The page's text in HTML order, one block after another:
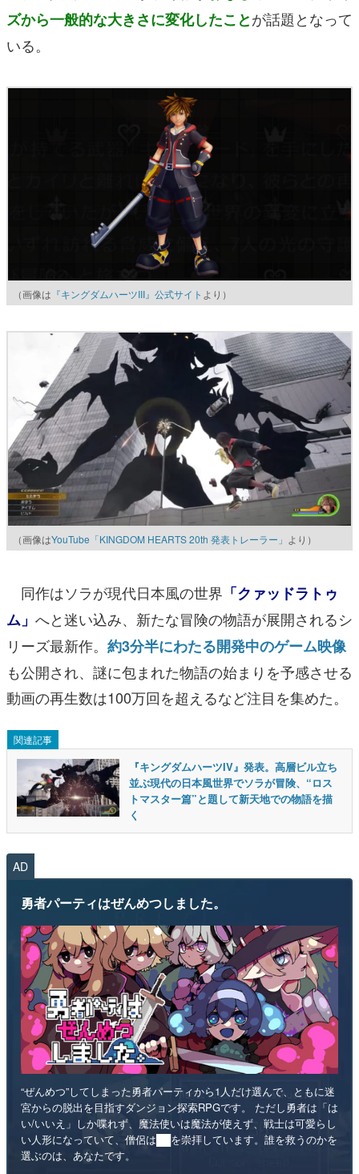
ズから一般的な大きさに変化したことが話題となって
いる。
（画像は 『キングダムハーツIII』公式サイト より）
（画像はYouTube「KINGDOM HEARTS 20th 発表トレーラー」 より）
同作はソラが現代日本風の世界 「クァッドラトゥ
ム」 へと迷い込み、新たな冒険の物語が展開されるシ
リーズ最新作。 約3分半にわたる開発中のゲーム映像
も公開され、謎に包まれた物語の始まりを予感させる
動画の再生数は100万回を超えるなど注目を集めた。
関連記事
『キングダムハーツIV』発表。高層ビル立ち
並ぶ現代の日本風世界でソラが冒険、“ロス
トマスター篇”と題して新天地での物語を描
く
AD
勇者パーティはぜんめつしました。
“ぜんめつ”してしまった勇者パーティから1人だけ選んで、ともに迷
宮からの脱出を目指すダンジョン探索RPGです。 ただし勇者は「は
い/いいえ」しか喋れず、魔法使いは魔法が使えず、戦士は可愛らし
い人形になっていて、僧侶は██を崇拝しています。誰を救うのかを
選ぶのは、あなたです。